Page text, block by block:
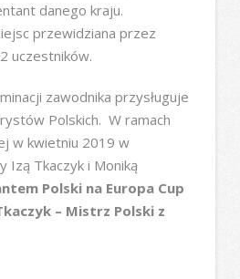
danego kraju.
przewidziana przez
uczestników.
zawodnika przysługuje
Polskich. W ramach
w kwietniu 2019 w
Izą Tkaczyk i Moniką
Polski na Europa Cup
– Mistrz Polski z